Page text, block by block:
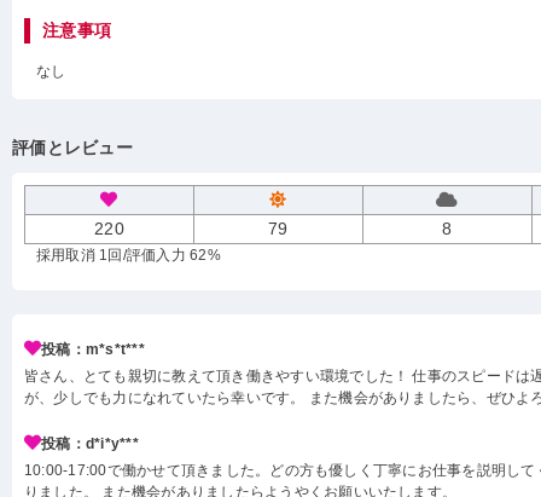
注意事項
なし
評価とレビュー
220 79 8
採用取消 1回 /評価入力 62%
投稿：m*s*t***
皆さん、とても親切に教えて頂き働きやすい環境でした！ 仕事のスピードは
が、少しでも力になれていたら幸いです。 また機会がありましたら、ぜひ
投稿：d*i*y***
10:00-17:00で働かせて頂きました。どの方も優しく丁寧にお仕事を説明し
りました。 また機会がありましたらようやくお願いいたします。